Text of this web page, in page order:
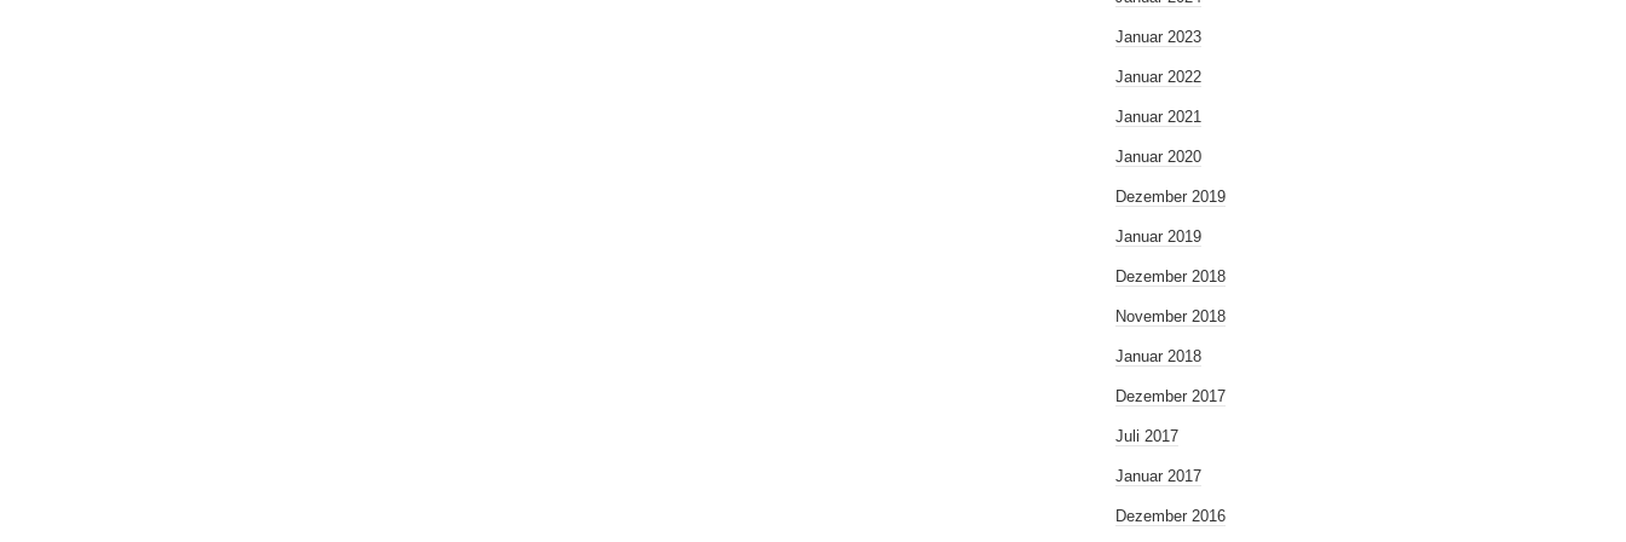
Januar 2023
Januar 2022
Januar 2021
Januar 2020
Dezember 2019
Januar 2019
Dezember 2018
November 2018
Januar 2018
Dezember 2017
Juli 2017
Januar 2017
Dezember 2016